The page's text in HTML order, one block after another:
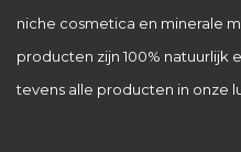
niche cosmetica en minerale
producten zijn 100% natuurlijk
tevens alle producten in onze